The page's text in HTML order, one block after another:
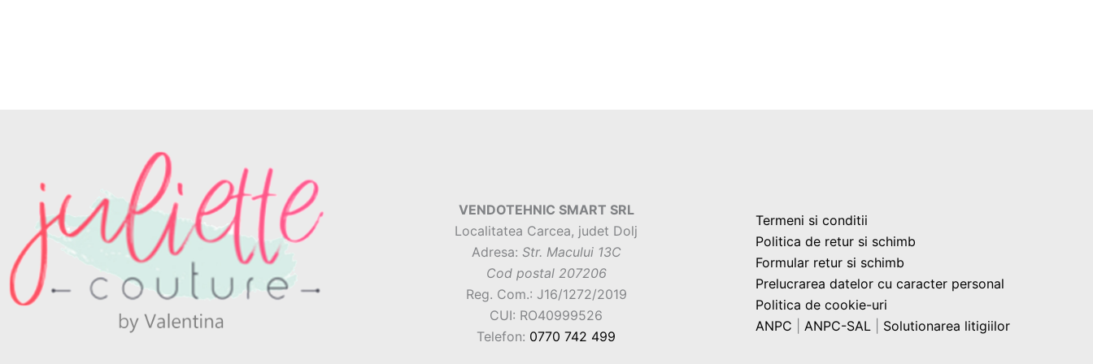
VENDOTEHNIC SMART SRL
Localitatea Carcea, judet Dolj
Adresa: Str. Macului 13C
Cod postal 207206
Reg. Com.: J16/1272/2019
CUI: RO40999526
Telefon: 0770 742 499
Termeni si conditii
Politica de retur si schimb
Formular retur si schimb
Prelucrarea datelor cu caracter personal
Politica de cookie-uri
ANPC
ANPC-SAL Solutionarea litigiilor